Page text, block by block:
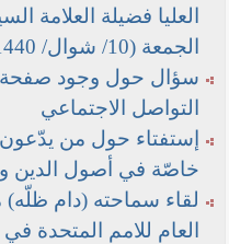
العليا فضيلة العلامة
الجمعة (10/ شوال/ 1440 هـ) الموافق (14/6/2019م)
سؤال حول وجود صفحة
التواصل الاجتماعي
إستفتاء حول من
خاصّة في أصول الدين
لقاء سماحته (دام ظلّه)
العام للامم المتحدة